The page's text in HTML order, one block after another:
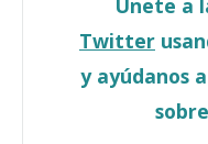
Únete a
Twitter
y ayúdanos